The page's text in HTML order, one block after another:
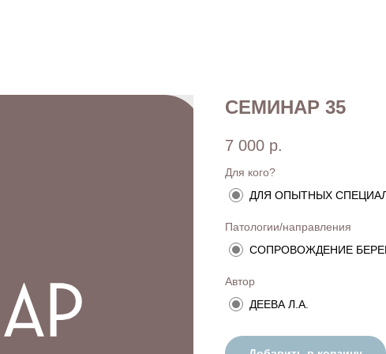
СЕМИНАР 35
7 000 р.
Для кого?
ДЛЯ ОПЫТНЫХ
Патологии/направления
СОПРОВОЖДЕНИЕ
Автор
ДЕЕВА Л.А.